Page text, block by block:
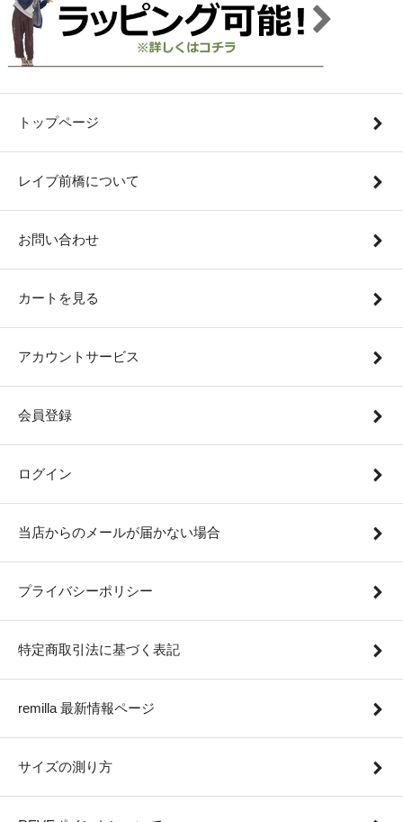
トップページ
レイブ前橋について
お問い合わせ
カートを見る
アカウントサービス
会員登録
ログイン
当店からのメールが届かない場合
プライバシーポリシー
特定商取引法に基づく表記
remilla 最新情報ページ
サイズの測り方